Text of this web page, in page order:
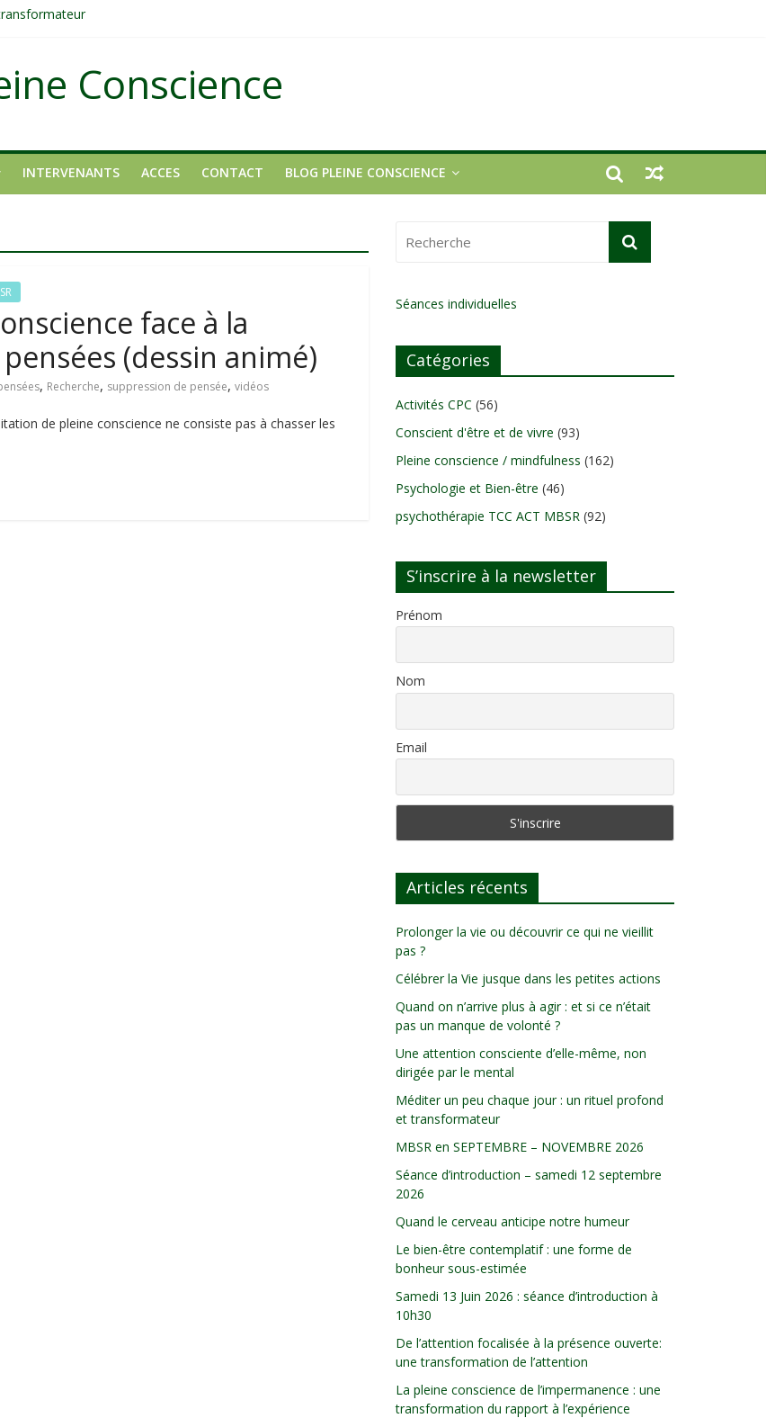
manque de volonté ?
par le mentalConscience
INTERVENANTS ACCES CONTACT BLOG PLEINE CONSCIENCE
face à la
(dessin animé)
, Recherche, suppression de pensée, vidéos
de pleine conscience ne consiste pas à chasser les
Séances individuelles
Catégories
Activités CPC (56)
Conscient d'être et de vivre (93)
Pleine conscience / mindfulness (162)
Psychologie et Bien-être (46)
psychothérapie TCC ACT MBSR (92)
S’inscrire à la newsletter
Prénom
Nom
Email
Articles récents
Prolonger la vie ou découvrir ce qui ne vieillit
pas ?
Célébrer la Vie jusque dans les petites actions
Quand on n’arrive plus à agir : et si ce n’était
pas un manque de volonté ?
Une attention consciente d’elle-même, non
dirigée par le mental
Méditer un peu chaque jour : un rituel profond
et transformateur
MBSR en SEPTEMBRE – NOVEMBRE 2026
Séance d’introduction – samedi 12 septembre
2026
Quand le cerveau anticipe notre humeur
Le bien-être contemplatif : une forme de
bonheur sous-estimée
Samedi 13 Juin 2026 : séance d’introduction à
10h30
De l’attention focalisée à la présence ouverte:
une transformation de l’attention
La pleine conscience de l’impermanence : une
transformation du rapport à l’expérience